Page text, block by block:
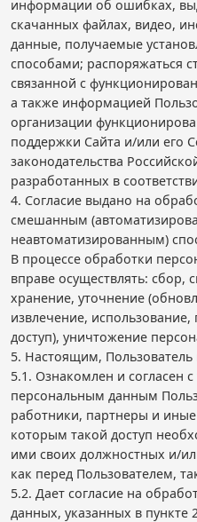
информации об ошибках,
скачанных файлах, видео,
данные, получаемые
способами; распоряжаться
связанной с
а также информацией
организации
поддержки Сайта и/или его
законодательства
разработанных в
4. Согласие выдано на
смешанным
неавтоматизированным)
В процессе обработки
вправе осуществлять: сбор,
хранение, уточнение
извлечение, использование,
доступ), уничтожение
5. Настоящим, Пользователь
5.1. Ознакомлен и согласен
персональным данным
работники, партнеры и
которым такой доступ
ими своих должностных и/
как перед Пользователем,
5.2. Дает согласие на
данных, указанных в пункте